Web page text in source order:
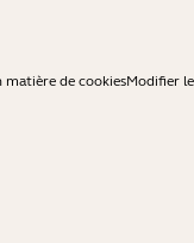
matière de cookiesModifier